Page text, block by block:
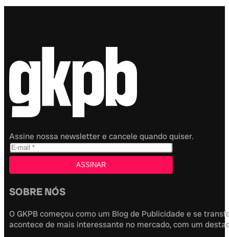
Assine nossa newsletter e cancele quando quiser.
SOBRE NÓS
O GKPB começou como um Blog de Publicidade e se
acontece de mais interessante no mercado, com um